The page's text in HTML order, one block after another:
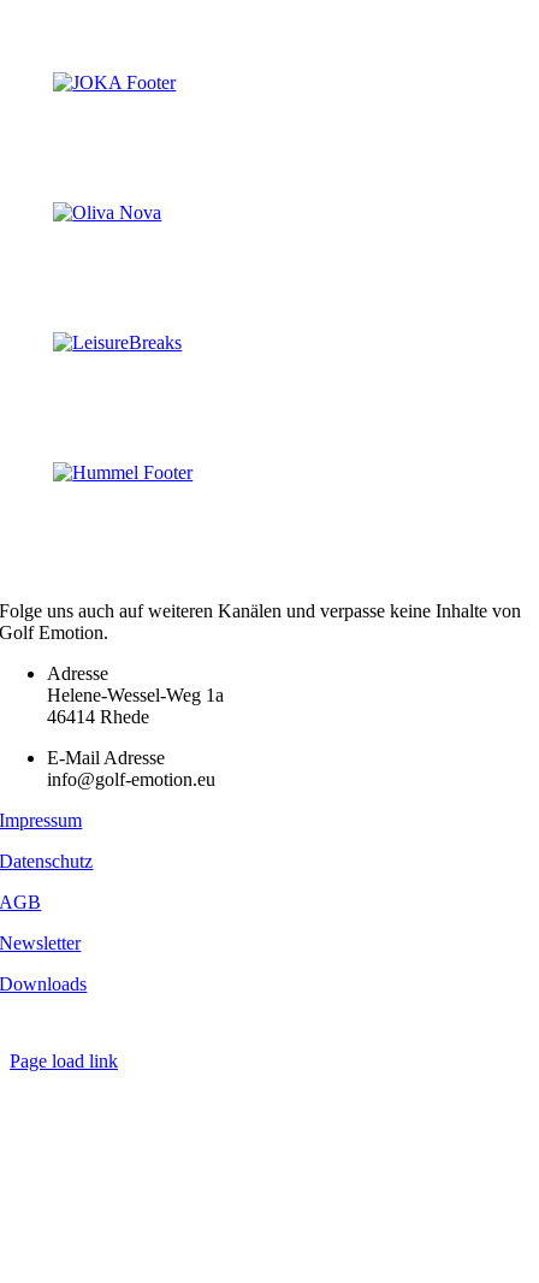
Folge uns auch auf weiteren Kanälen und verpasse keine Inhalte von
Golf Emotion.
Adresse
Helene-Wessel-Weg 1a
46414 Rhede
E-Mail Adresse
info@golf-emotion.eu
Impressum
Datenschutz
AGB
Newsletter
Downloads
Page load link